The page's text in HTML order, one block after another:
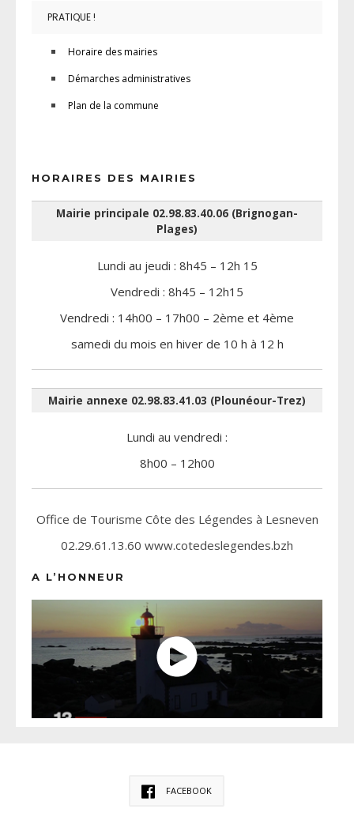
PRATIQUE !
Horaire des mairies
Démarches administratives
Plan de la commune
HORAIRES DES MAIRIES
Mairie principale 02.98.83.40.06 (Brignogan-
Plages)
Lundi au jeudi : 8h45 – 12h 15
Vendredi : 8h45 – 12h15
Vendredi : 14h00 – 17h00 – 2ème et 4ème
samedi du mois en hiver de 10 h à 12 h
Mairie annexe 02.98.83.41.03 (Plounéour-Trez)
Lundi au vendredi :
8h00 – 12h00
Office de Tourisme Côte des Légendes à Lesneven
02.29.61.13.60 www.cotedeslegendes.bzh
A L’HONNEUR
FACEBOOK